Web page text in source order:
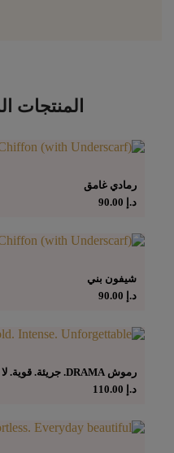
المنتجات
رمادي غامق
د.إ
شيفون بني
د.إ
رموش DRAMA. جريئة. قوية. لا تُنسى.
د.إ